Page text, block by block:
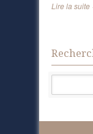
Lire la